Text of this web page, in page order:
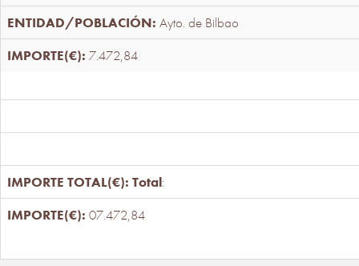
Ayto. de Bilbao
7.472,84
Total:
07.472,84